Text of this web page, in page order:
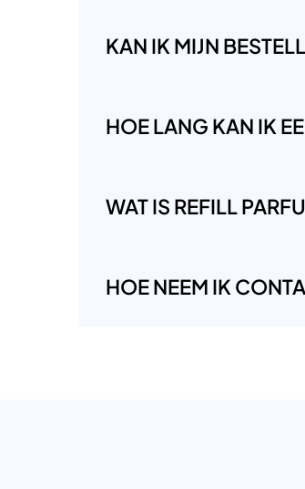
KAN IK MIJN
HOE LANG KAN IK
WAT IS REFILL
HOE NEEM IK